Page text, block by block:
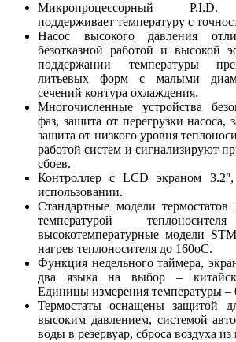
Микропроцессорный P.I.D.
поддерживает температуру с
Насос высокого давления
безотказной работой и высокой
поддержании температуры
литьевых форм с малыми
сечений контура охлаждения.
Многочисленные устройства
фаз, защита от перегрузки насоса,
защита от низкого уровня
работой систем и сигнализируют
сбоев.
Контроллер с LCD экраном
использовании.
Стандартные модели
температурой
высокотемпературные модели
нагрев теплоносителя до 160оС.
Функция недельного таймера,
два языка на выбор –
Единицы измерения температуры –
Термостаты оснащены защитой
высоким давлением, системой
воды в резервуар, сброса воздуха из